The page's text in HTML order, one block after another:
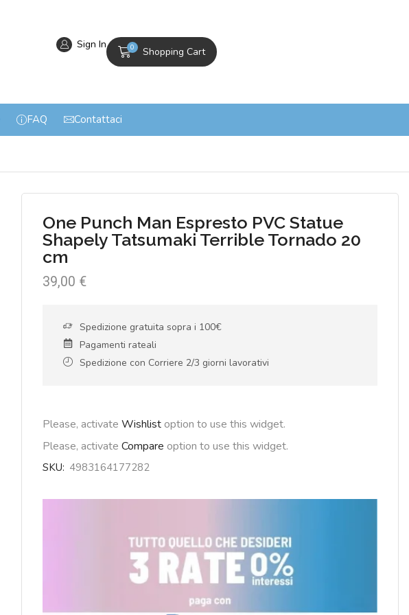
Sign In 0 Shopping Cart
FAQ Contattaci
One Punch Man Espresto PVC Statue
Shapely Tatsumaki Terrible Tornado 20
cm
39,00 €
Spedizione gratuita sopra i 100€
Pagamenti rateali
Spedizione con Corriere 2/3 giorni lavorativi
Please, activate Wishlistoption to use this widget.
Please, activate Compare option to use this widget.
SKU: 4983164177282